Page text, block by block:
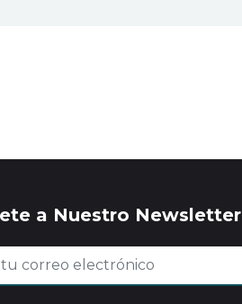
a Nuestro Newsletter